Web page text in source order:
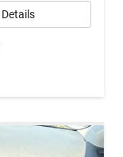
Details